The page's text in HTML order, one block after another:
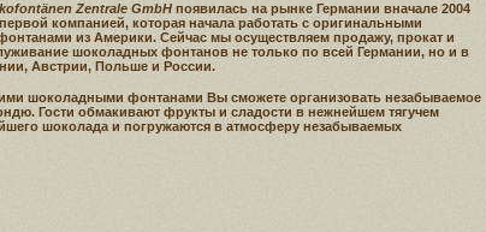
Zentrale GmbH появилась на рынке Германии вначале 2004
компанией, которая начала работать с оригинальными
из Америки. Сейчас мы осуществляем продажу, прокат и
шоколадных фонтанов не только по всей Германии, но и в
Австрии, Польше и России.
шоколадными фонтанами Вы сможете организовать незабываемое
Гости обмакивают фрукты и сладости в нежнейшем тягучем
шоколада и погружаются в атмосферу незабываемых